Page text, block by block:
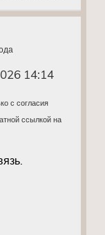
14:14
с согласия
ссылкой на